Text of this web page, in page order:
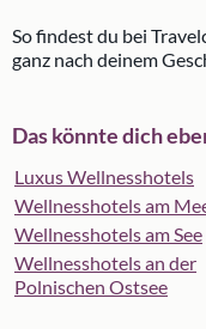
So findest du bei
ganz nach deinem
Das könnte dich
Luxus Wellnesshotels
Wellnesshotels am
Wellnesshotels am See
Wellnesshotels an der
Polnischen Ostsee